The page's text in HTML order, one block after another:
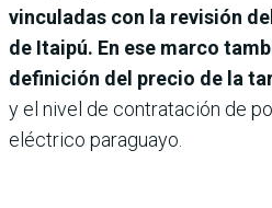
vinculadas con la revisión
de Itaipú. En ese marco
definición del precio de la
y el nivel de contratación de
eléctrico paraguayo.